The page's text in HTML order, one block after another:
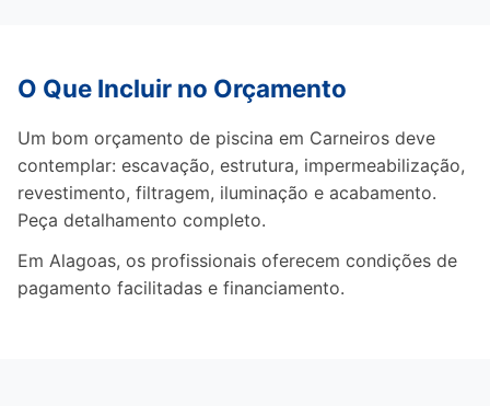
O Que Incluir no Orçamento
Um bom orçamento de piscina em Carneiros deve
contemplar: escavação, estrutura, impermeabilização,
revestimento, filtragem, iluminação e acabamento.
Peça detalhamento completo.
Em Alagoas, os profissionais oferecem condições de
pagamento facilitadas e financiamento.